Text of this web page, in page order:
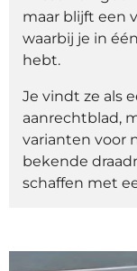
maar blijft een
waarbij je in
hebt.
Je vindt ze als
aanrechtblad,
varianten voor
bekende
schaffen met